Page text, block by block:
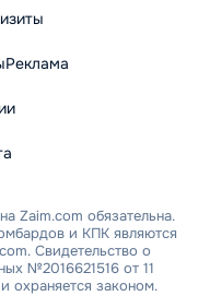
Реклама
Zaim.com обязательна.
и КПК являются
Свидетельство о
№2016621516 от 11
охраняется законом.